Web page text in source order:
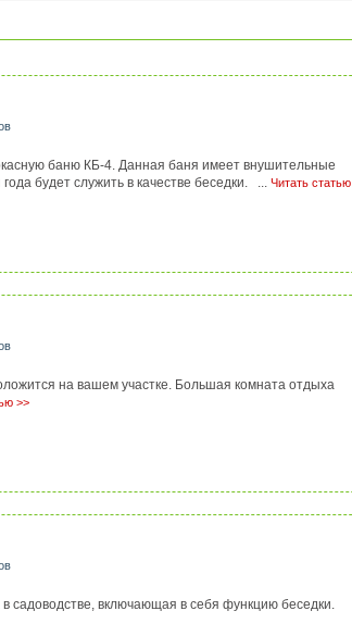
баню КБ-4. Данная баня имеет внушительные
будет служить в качестве беседки. ... Читать статью
на вашем участке. Большая комната отдыха
>>
садоводстве, включающая в себя функцию беседки.